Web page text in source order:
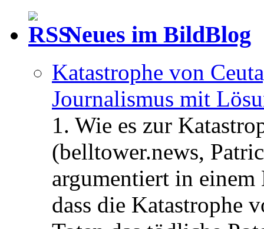
Neues im BildBlog
Katastrophe von
Journalismus mit
1. Wie es zur
(belltower.news,
argumentiert in
dass die Katastrophe